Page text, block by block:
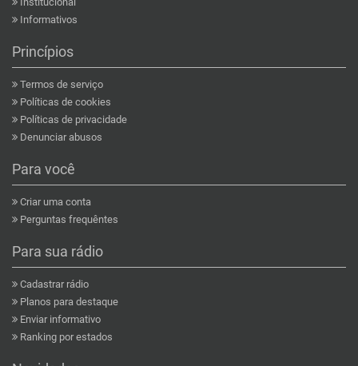
Informativos
Princípios
Termos de serviço
Políticas de cookies
Políticas de privacidade
Denunciar abusos
Para você
Criar uma conta
Perguntas frequêntes
Para sua rádio
Cadastrar rádio
Planos para destaque
Enviar informativo
Ranking por estados